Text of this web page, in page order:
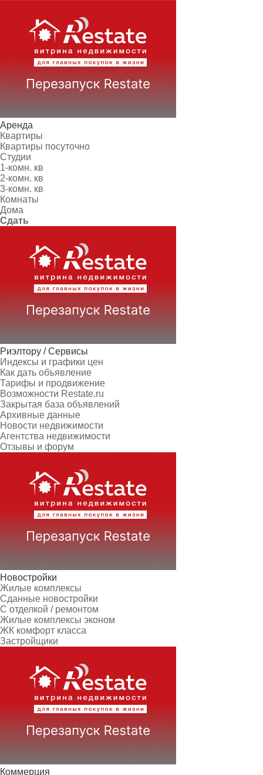
Аренда
Квартиры
Квартиры посуточно
Студии
1-комн. кв
2-комн. кв
3-комн. кв
Комнаты
Дома
Сдать
Риэлтору / Сервисы
Индексы и графики цен
Как дать объявление
Тарифы и продвижение
Возможности Restate.ru
Закрытая база объявлений
Архивные данные
Новости недвижимости
Агентства недвижимости
Отзывы и форум
Новостройки
Жилые комплексы
Сданные новостройки
С отделкой / ремонтом
Жилые комплексы эконом
ЖК комфорт класса
Застройщики
Коммерция